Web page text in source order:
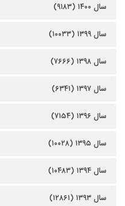
سال ۱۴۰۰ (۹۱۸۳)
سال ۱۳۹۹ (۱۰۰۳۳)
سال ۱۳۹۸ (۷۶۶۶)
سال ۱۳۹۷ (۶۳۴۱)
سال ۱۳۹۶ (۷۱۵۴)
سال ۱۳۹۵ (۱۰۰۲۸)
سال ۱۳۹۴ (۱۰۴۸۳)
سال ۱۳۹۳ (۱۲۸۶۱)